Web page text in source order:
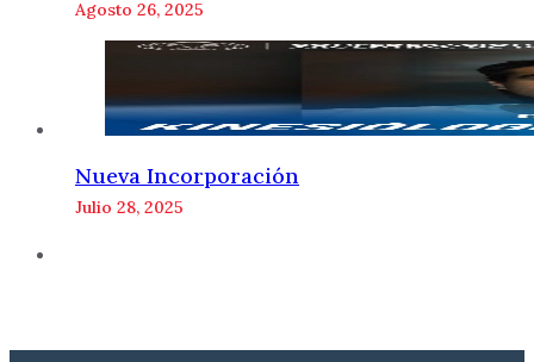
Agosto 26, 2025
Nueva Incorporación
Julio 28, 2025